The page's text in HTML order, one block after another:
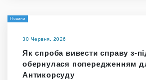
Новини
30 Червня, 2026
Як спроба вивести справу з-
обернулася попередженням
Антикорсуду